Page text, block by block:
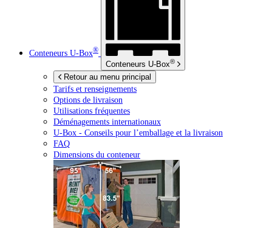
Conteneurs U-Box®
Conteneurs U-Box®
Retour au menu principal
Tarifs et renseignements
Options de livraison
Utilisations fréquentes
Déménagements internationaux
U-Box - Conseils pour l’emballage et la livraison
FAQ
Dimensions du conteneur